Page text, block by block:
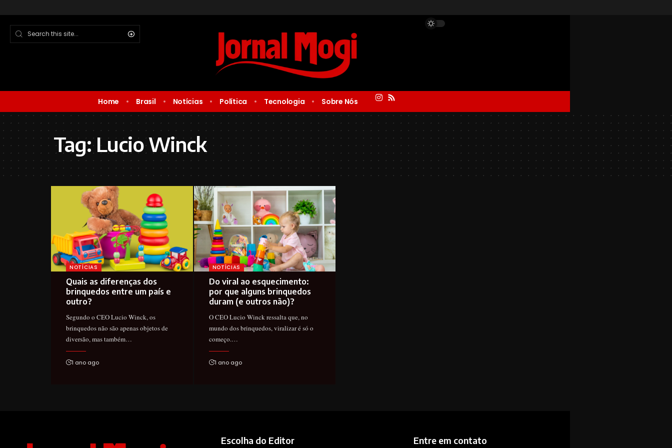
Home Brasil Notícias Política Tecnologia Sobre Nós
Tag:Lucio Winck
NOTÍCIAS
Quais as diferenças dos
brinquedos entre um país e
outro?
Segundo o CEO Lucio Winck, os
brinquedos não são apenas objetos de
diversão, mas também…
1 ano ago
NOTÍCIAS
Do viral ao esquecimento:
por que alguns brinquedos
duram (e outros não)?
O CEO Lucio Winck ressalta que, no
mundo dos brinquedos, viralizar é só o
começo.…
1 ano ago
Escolha do Editor Entre em contato